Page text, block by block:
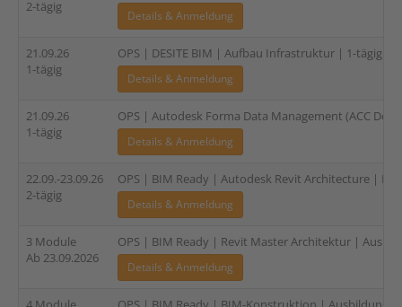
2-tägig
Details & Anmeldung
21.09.26
1-tägig
OPS | DESITE BIM | Aufbau Infrastruktur | 1-tägig
Details & Anmeldung
21.09.26
1-tägig
OPS | Autodesk Forma Data Management (ACC
Details & Anmeldung
22.09.-23.09.26
2-tägig
OPS | BIM Ready | Autodesk Revit Architecture |
Details & Anmeldung
3 Module
Ab 23.09.2026
OPS | BIM Ready | Revit Master Architektur |
Details & Anmeldung